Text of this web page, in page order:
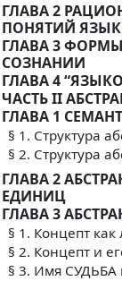
ГЛАВА 2
ПОНЯТИЙ
ГЛАВА 3
СОЗНАНИИ
ГЛАВА 4
ЧАСТЬ II
ГЛАВА 1
§ 1. Структура
§ 2. Структура
ГЛАВА 2
ЕДИНИЦ
ГЛАВА 3
§ 1. Концепт
§ 2. Концепт и
§ 3. Имя СУДЬБА